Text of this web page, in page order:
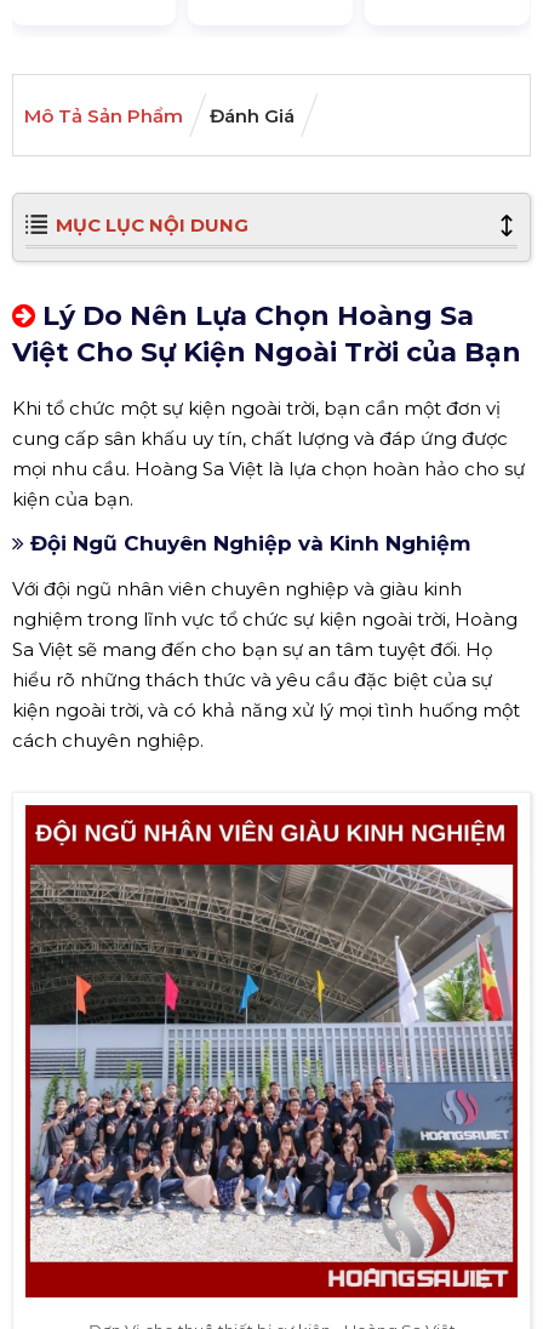
Mô Tả Sản Phẩm Đánh Giá
MỤC LỤC NỘI DUNG
Lý Do Nên Lựa Chọn Hoàng Sa
Việt Cho Sự Kiện Ngoài Trời của Bạn
Khi tổ chức một sự kiện ngoài trời, bạn cần một đơn vị
cung cấp sân khấu uy tín, chất lượng và đáp ứng được
mọi nhu cầu. Hoàng Sa Việt là lựa chọn hoàn hảo cho sự
kiện của bạn.
Đội Ngũ Chuyên Nghiệp và Kinh Nghiệm
Với đội ngũ nhân viên chuyên nghiệp và giàu kinh
nghiệm trong lĩnh vực tổ chức sự kiện ngoài trời, Hoàng
Sa Việt sẽ mang đến cho bạn sự an tâm tuyệt đối. Họ
hiểu rõ những thách thức và yêu cầu đặc biệt của sự
kiện ngoài trời, và có khả năng xử lý mọi tình huống một
cách chuyên nghiệp.